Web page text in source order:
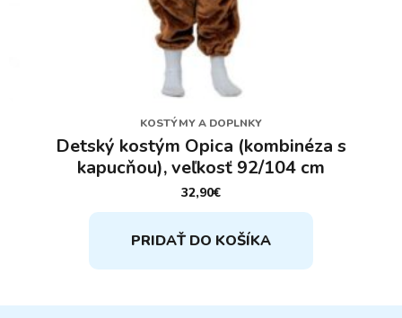
KOSTÝMY A DOPLNKY
Detský kostým Opica (kombinéza s
kapucňou), veľkosť 92/104 cm
32,90€
PRIDAŤ DO KOŠÍKA